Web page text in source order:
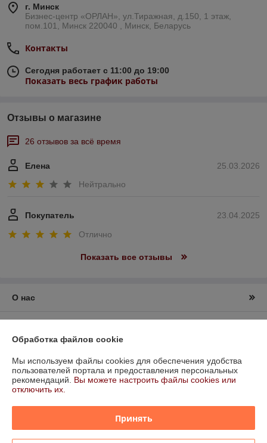
г. Минск
Бизнес-центр «ОРЛАН», ул.Тиражная, д.150, 1 этаж,
пом.101, Минск 220040 , Минск, Беларусь
Контакты
Сегодня работает с 11:00 до 19:00
Показать весь график работы
Отзывы о магазине
26 отзывов за всё время
25.03.2026
Елена
Нейтрально
23.04.2025
Покупатель
Отлично
Показать все отзывы
О нас
График работы
Полная версия сайта
Политика обработки cookies
Обработка файлов cookie
Мы используем файлы cookies для обеспечения удобства
пользователей портала и предоставления персональных
рекомендаций. Вы можете настроить файлы cookies или
отключить их.
Принять